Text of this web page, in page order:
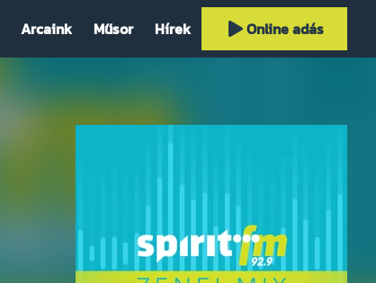
Arcaink Műsor Hírek Online adás